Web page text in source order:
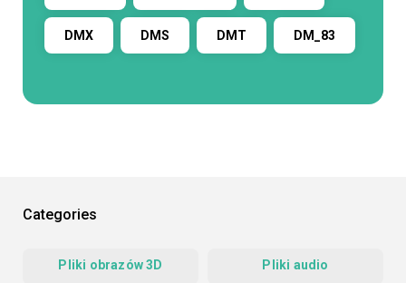
DMX DMS DMT DM_83
Categories
Pliki obrazów 3D Pliki audio